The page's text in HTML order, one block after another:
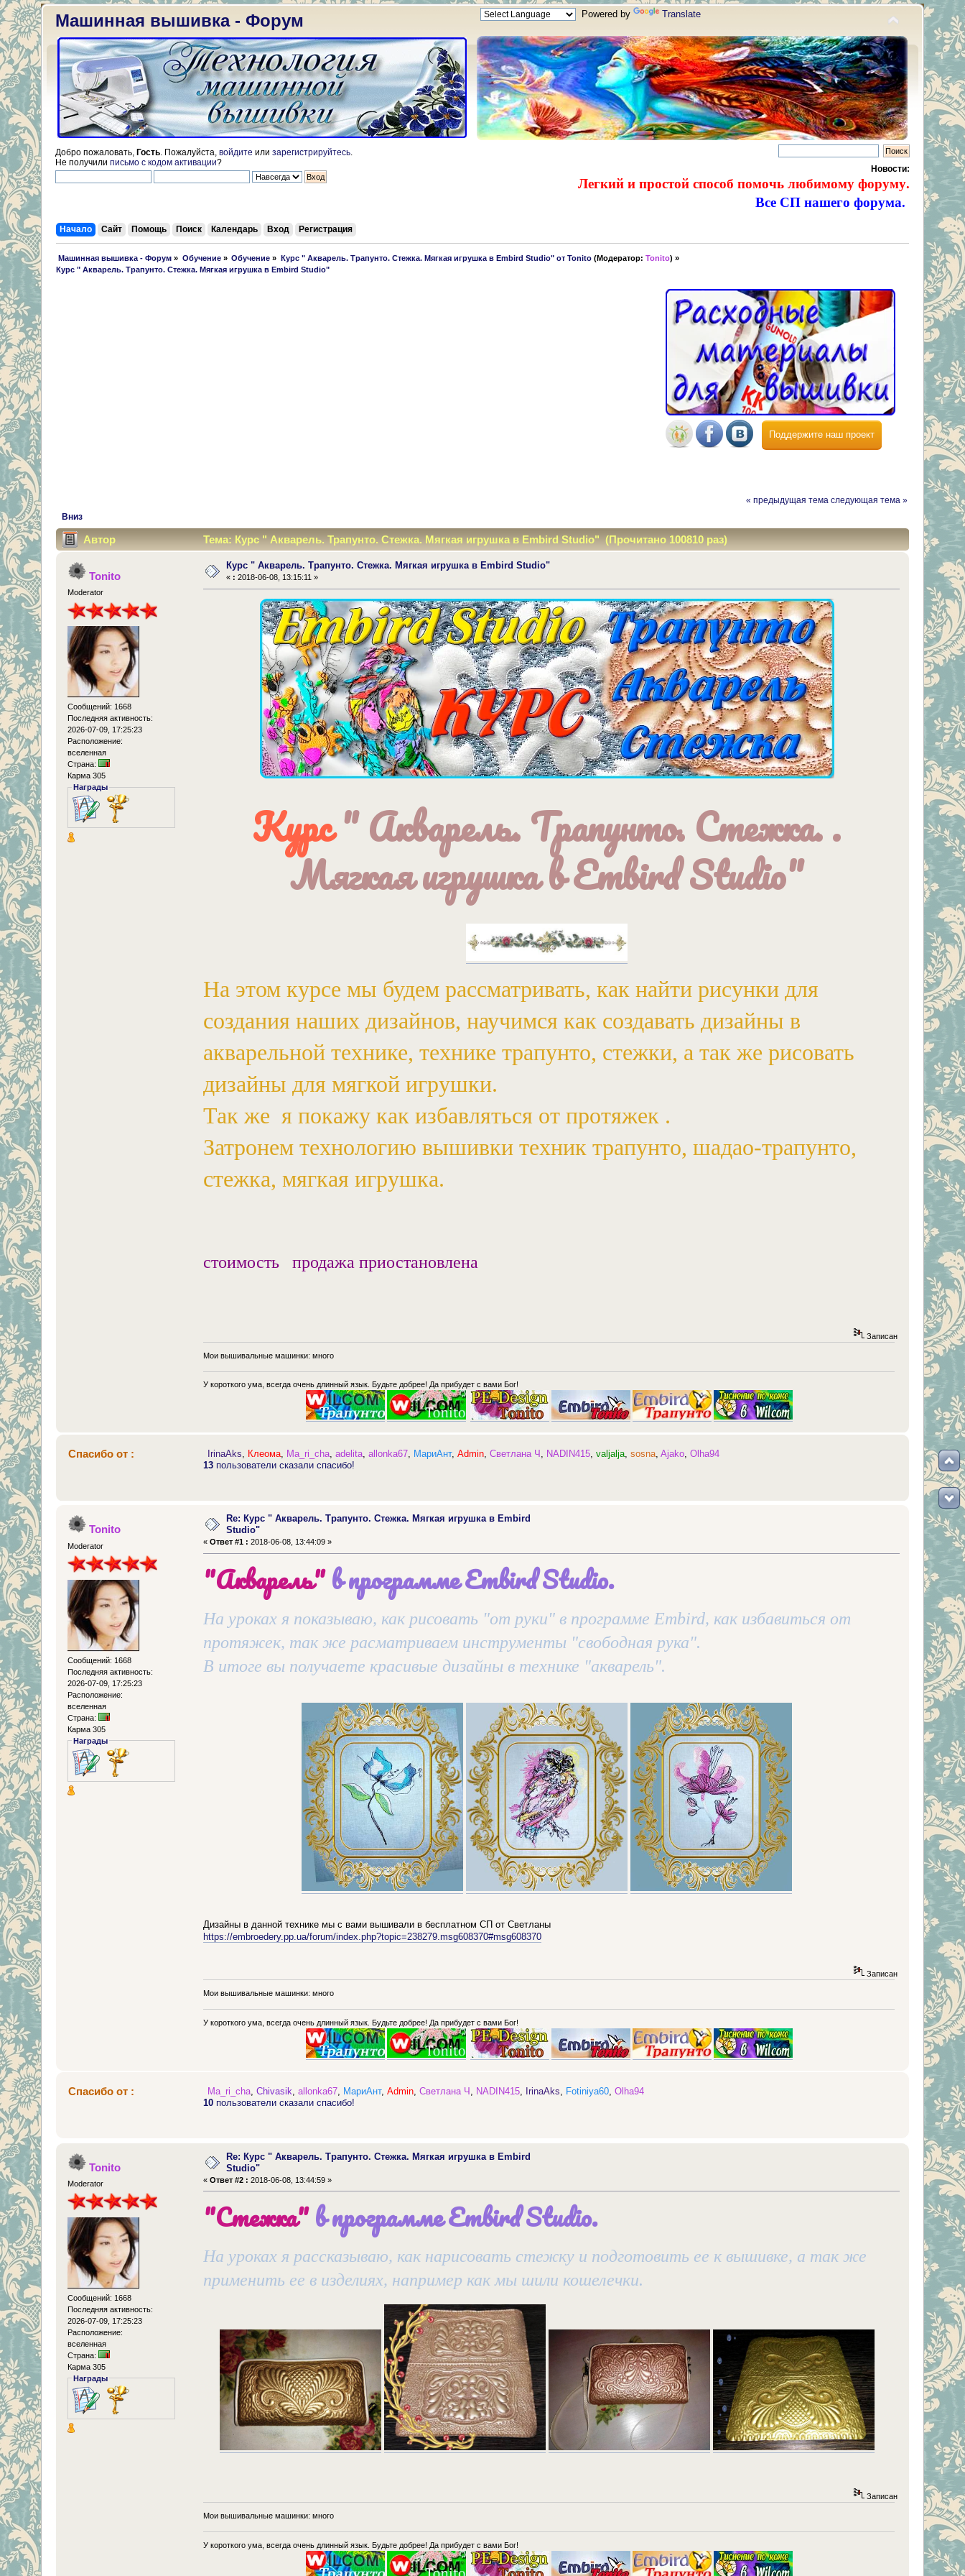
Машинная вышивка - Форум Powered by Translate
Добро пожаловать, Гость . Пожалуйста, войдите или зарегистрируйтесь
Не получили письмо с кодом активации?
Новости:
Легкий и простой способ помочь любимому форуму.
Все СП нашего форума.
Начало Сайт Помощь Поиск Календарь Вход Регистрация
Машинная вышивка - Форум » Обучение» Обучение » Курс " Акварель. Трапунто. Стежка. Мягкая игрушка в Embird Studio" от Tonito(Модератор: Tonito) »
Курс " Акварель. Трапунто. Стежка. Мягкая игрушка в Embird Studio"
Поддержите наш проект
« предыдущая тема следующая тема »
Вниз
Автор Тема: Курс " Акварель. Трапунто. Стежка. Мягкая игрушка в Embird Studio" (Прочитано 100810 раз)
Tonito
Moderator
Сообщений: 1668
Последняя активность:
2026-07-09, 17:25:23
Расположение:
вселенная
Страна:
Карма 305
Награды
Курс " Акварель. Трапунто. Стежка. Мягкая игрушка в Embird Studio"
« : 2018-06-08, 13:15:11 »
Курс" Акварель. Трапунто. Стежка. .
Мягкая игрушка в Embird Studio"
На этом курсе мы будем рассматривать, как найти рисунки для
создания наших дизайнов, научимся как создавать дизайны в
акварельной технике, технике трапунто, стежки, а так же рисовать
дизайны для мягкой игрушки.
Так же я покажу как избавляться от протяжек .
Затронем технологию вышивки техник трапунто, шадао-трапунто,
стежка, мягкая игрушка.
стоимость продажа приостановлена
Записан
Мои вышивальные машинки: много
У короткого ума, всегда очень длинный язык. Будьте добрее! Да прибудет с вами Бог!
Спасибо от : IrinaAks Клеома Ma_ri_cha ,adelita ,allonka67 МариАнт,Admin ,Светлана Ч NADIN415 ,valjalja ,sosna ,Ajako ,Olha94
13пользователи сказали спасибо!
Tonito
Moderator
Сообщений: 1668
Последняя активность:
2026-07-09, 17:25:23
Расположение:
вселенная
Страна:
Карма 305
Награды
Re: Курс " Акварель. Трапунто. Стежка. Мягкая игрушка в Embird
Studio"
« Ответ #1 : 2018-06-08, 13:44:09 »
"Акварель"в программе Embird Studio.
На уроках я показываю, как рисовать "от руки" в программе Embird, как избавиться от
протяжек, так же расматриваем инструменты "свободная рука".
В итоге вы получаете красивые дизайны в технике "акварель".
Дизайны в данной технике мы с вами вышивали в бесплатном СП от Светланы
https://embroedery.pp.ua/forum/index.php?topic=238279.msg608370#msg608370
Записан
Мои вышивальные машинки: много
У короткого ума, всегда очень длинный язык. Будьте добрее! Да прибудет с вами Бог!
Спасибо от : Ma_ri_cha ,Chivasik ,allonka67 МариАнт,Admin ,Светлана Ч NADIN415 IrinaAks Fotiniya60 ,Olha94
10пользователи сказали спасибо!
Tonito
Moderator
Сообщений: 1668
Последняя активность:
2026-07-09, 17:25:23
Расположение:
вселенная
Страна:
Карма 305
Награды
Re: Курс " Акварель. Трапунто. Стежка. Мягкая игрушка в Embird
Studio"
« Ответ #2 : 2018-06-08, 13:44:59 »
"Стежка"в программе Embird Studio.
На уроках я рассказываю, как нарисовать стежку и подготовить ее к вышивке, а так же
применить ее в изделиях, например как мы шили кошелечки.
Записан
Мои вышивальные машинки: много
У короткого ума, всегда очень длинный язык. Будьте добрее! Да прибудет с вами Бог!